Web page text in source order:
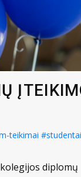
teikimai #studentai
diplomų